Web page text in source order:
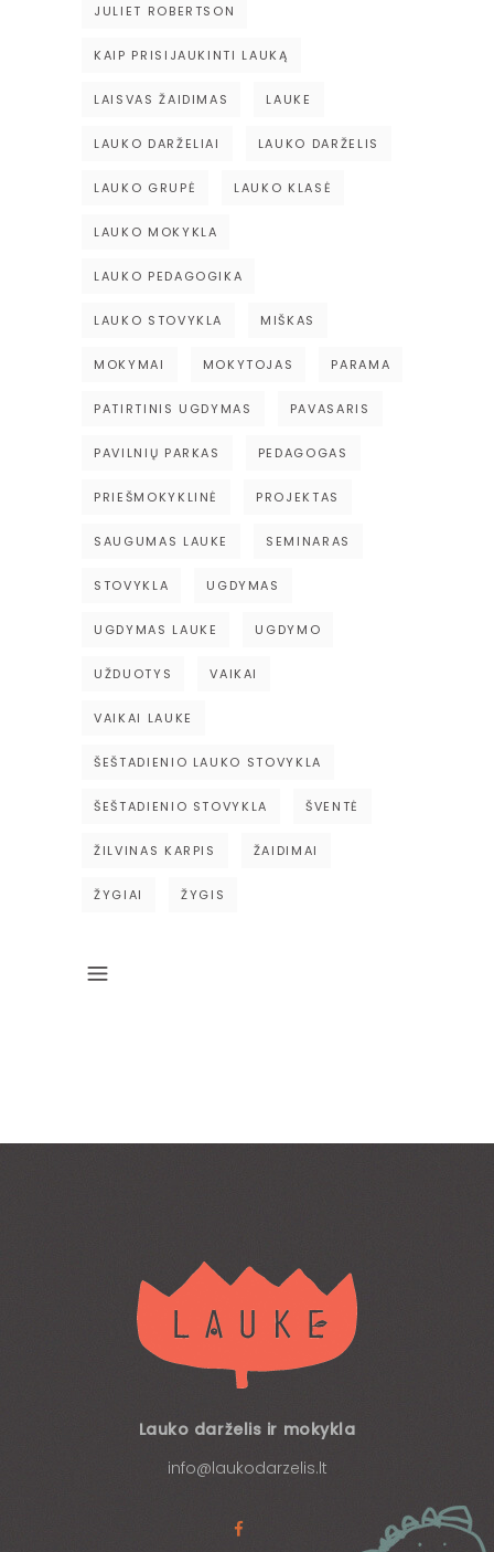
JULIET ROBERTSON
KAIP PRISIJAUKINTI LAUKĄ
LAISVAS ŽAIDIMAS LAUKE
LAUKO DARŽELIAI LAUKO DARŽELIS
LAUKO GRUPĖ LAUKO KLASĖ
LAUKO MOKYKLA
LAUKO PEDAGOGIKA
LAUKO STOVYKLA MIŠKAS
MOKYMAI MOKYTOJAS PARAMA
PATIRTINIS UGDYMAS PAVASARIS
PAVILNIŲ PARKAS PEDAGOGAS
PRIEŠMOKYKLINĖ PROJEKTAS
SAUGUMAS LAUKE SEMINARAS
STOVYKLA UGDYMAS
UGDYMAS LAUKE UGDYMO
UŽDUOTYS VAIKAI
VAIKAI LAUKE
ŠEŠTADIENIO LAUKO STOVYKLA
ŠEŠTADIENIO STOVYKLA ŠVENTĖ
ŽILVINAS KARPIS ŽAIDIMAI
ŽYGIAI ŽYGIS
Lauko darželis ir mokykla
info@laukodarzelis.lt